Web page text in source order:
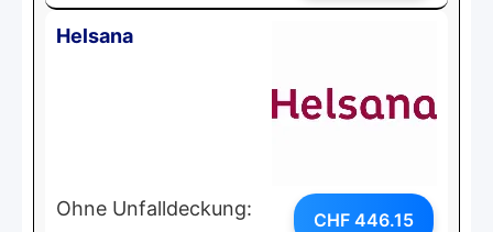
Helsana
Ohne Unfalldeckung: CHF 446.15